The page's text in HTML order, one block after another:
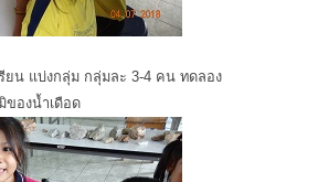
ยน แบ่งกลุ่ม กลุ่มละ 3-4 คน ทดลอง
ของน้ำเดือด